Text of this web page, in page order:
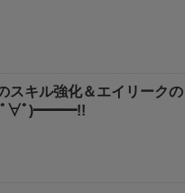
スキル強化＆エイリークの
ﾟ∀ﾟ)━━━!!